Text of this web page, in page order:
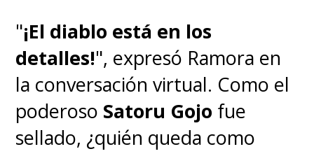
"¡El diablo está en los
detalles!", expresó Ramora en
la conversación virtual. Como el
poderoso Satoru Gojo fue
sellado, ¿quién queda como